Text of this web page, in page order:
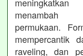
menambah
permukaan.
mempercantik
raveling, dan